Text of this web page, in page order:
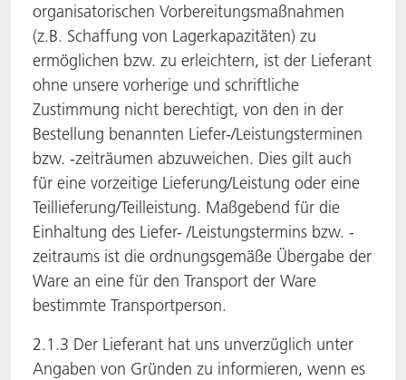
organisatorischen Vorbereitungsmaßnahmen
(z.B. Schaffung von Lagerkapazitäten) zu
ermöglichen bzw. zu erleichtern, ist der Lieferant
ohne unsere vorherige und schriftliche
Zustimmung nicht berechtigt, von den in der
Bestellung benannten Liefer-/Leistungsterminen
bzw. -zeiträumen abzuweichen. Dies gilt auch
für eine vorzeitige Lieferung/Leistung oder eine
Teillieferung/Teilleistung. Maßgebend für die
Einhaltung des Liefer- /Leistungstermins bzw. -
zeitraums ist die ordnungsgemäße Übergabe der
Ware an eine für den Transport der Ware
bestimmte Transportperson.
2.1.3 Der Lieferant hat uns unverzüglich unter
Angaben von Gründen zu informieren, wenn es